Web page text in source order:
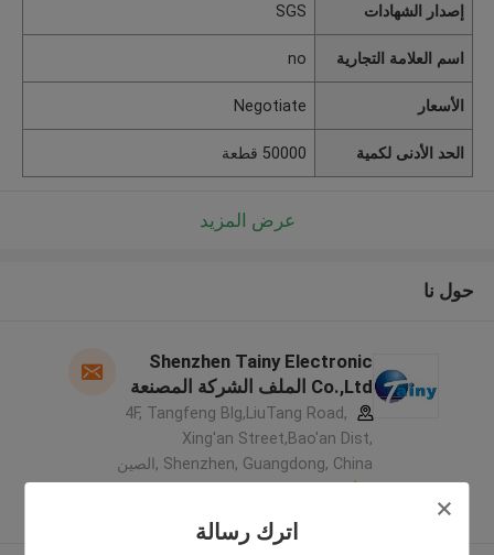
اترك رسالة
إصدار الشهادات SGS
اسم العلامة التجارية no
الأسعار Negotiate
الحد الأدنى لكمية 50000 قطعة
عرض المزيد
حول نا
Shenzhen Tainy Electronic
Co.,Ltd الملف الشركة المصنعة
4F, Tangfeng Blg,LiuTang Road,
Xing'an Street,Bao'an Dist,
Shenzhen, Guangdong, China ,الصين